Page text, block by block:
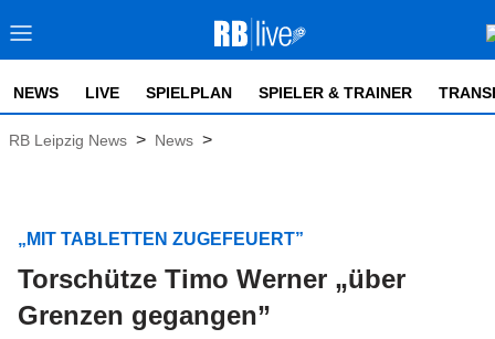
NEWS LIVE SPIELPLAN SPIELER & TRAINER
RB Leipzig News > News >
„MIT TABLETTEN ZUGEFEUERT”
Torschütze Timo Werner „über
Grenzen gegangen”